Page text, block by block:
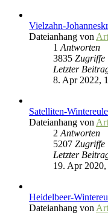
Vielzahn-
Dateianhang von
1 Antworten
3835 Zugriffe
Letzter
8. Apr 2022,
Satelliten-Wintereule
Dateianhang von
2 Antworten
5207 Zugriffe
Letzter
19. Apr
Heidelbeer-
Dateianhang von